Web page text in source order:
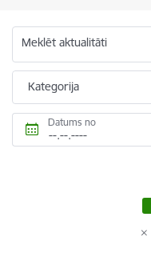
Meklēt aktualitāti
Kategorija
Datums no